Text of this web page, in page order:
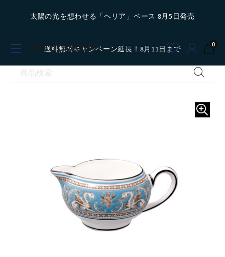
太陽の光を想わせる「ヘリア」ベース 8月5日発売
送料無料キャンペーン延長！8月11日まで 0